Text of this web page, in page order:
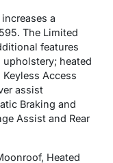
a
The Limited
features
heated
Access
assist
Braking and
Assist and Rear
Heated